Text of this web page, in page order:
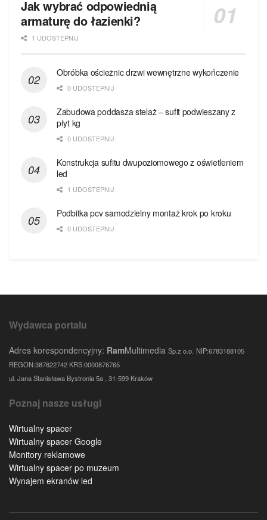
Jak wybrać odpowiednią
armaturę do łazienki?
1 UDOSTEPNIJ
Obróbka ościeżnic drzwi wewnętrzne wykończenie
0 UDOSTEPNIJ
Zabudowa poddasza stelaż – sufit podwieszany z
płyt kg
0 UDOSTEPNIJ
Konstrukcja sufitu dwupoziomowego z oświetleniem
led
1 UDOSTEPNIJ
Podbitka pcv samodzielny montaż krok po kroku
0 UDOSTEPNIJ
Wydawca portalu
Adres korespondencyjny: RamMultimedia Sp.z o.o. NIP:6783188105
REGON:387822742 KRS:0000876765
ul. Jana Stanisława Bystronia 5a , 31-599 Kraków
Poznaj nasze usługi
Wirtualny spacer
Wirtualny spacer Google
Monitory reklamowe
Wirtualny spacer po muzeum
Wynajem ekranów led